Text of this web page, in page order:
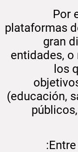
Por
plataformas
gran
entidades,
los
(educación,